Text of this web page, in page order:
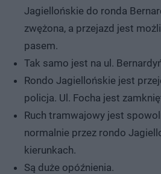
Jagiellońskie do ronda
zwężona, a przejazd jest
pasem.
Tak samo jest na ul.
Rondo Jagiellońskie jest
policja. Ul. Focha jest
Ruch tramwajowy jest
normalnie przez rondo
kierunkach.
Są duże opóźnienia.